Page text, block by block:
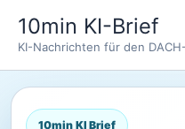
Inhalt
springen
10min KI-Brief
KI-Nachrichten für den